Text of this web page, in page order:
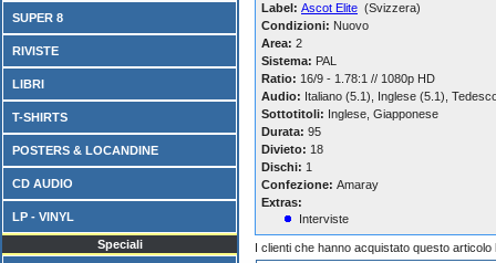
SUPER 8
RIVISTE
LIBRI
T-SHIRTS
POSTERS & LOCANDINE
CD AUDIO
LP - VINYL
Speciali
Label: Ascot Elite (Svizzera)
Condizioni: Nuovo
Area: 2
Sistema: PAL
Ratio: 16/9 - 1.78:1 // 1080p HD
Audio: Italiano (5.1), Inglese (5.1),
Sottotitoli: Inglese, Giapponese
Durata: 95
Divieto: 18
Dischi: 1
Confezione: Amaray
Extras:
Interviste
I clienti che hanno acquistato questo